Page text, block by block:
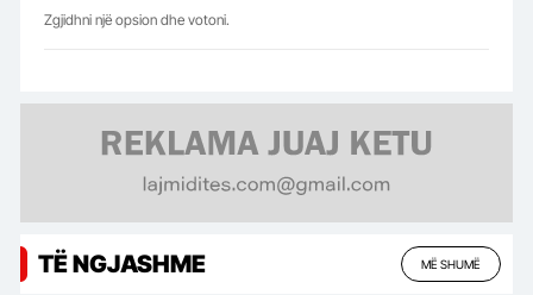
Zgjidhni një opsion dhe votoni.
TË NGJASHME MË SHUMË